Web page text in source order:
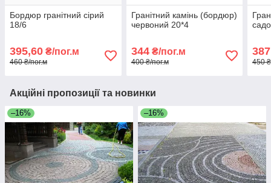
Бордюр гранітний сірий
18/6
395,60 ₴/пог.м
460 ₴/пог.м
Гранітний камінь (бордюр)
червоний 20*4
344₴/пог.м
400 ₴/пог.м
387
450
Акційні пропозиції та новинки
–16% –16%